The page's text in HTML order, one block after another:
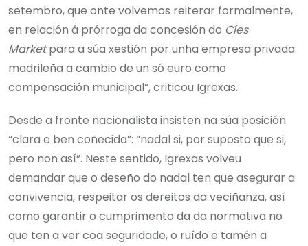
setembro, que onte volvemos reiterar formalmente,
en relación á prórroga da concesión do Cíes
Marketpara a súa xestión por unha empresa privada
madrileña a cambio de un só euro como
compensación municipal”, criticou Igrexas.
Desde a fronte nacionalista insisten na súa posición
“clara e ben coñecida”: “nadal si, por suposto que si,
pero non así”. Neste sentido, Igrexas volveu
demandar que o deseño do nadal ten que asegurar a
convivencia, respeitar os dereitos da veciñanza, así
como garantir o cumprimento da da normativa no
que ten a ver coa seguridade, o ruído e tamén a